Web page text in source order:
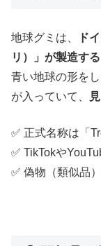
地球グミは、
ド
リ）」が製造す
青い地球の形を
が入っていて、
✅ 正式名称は「
✅ TikTokや
✅ 偽物（類似品